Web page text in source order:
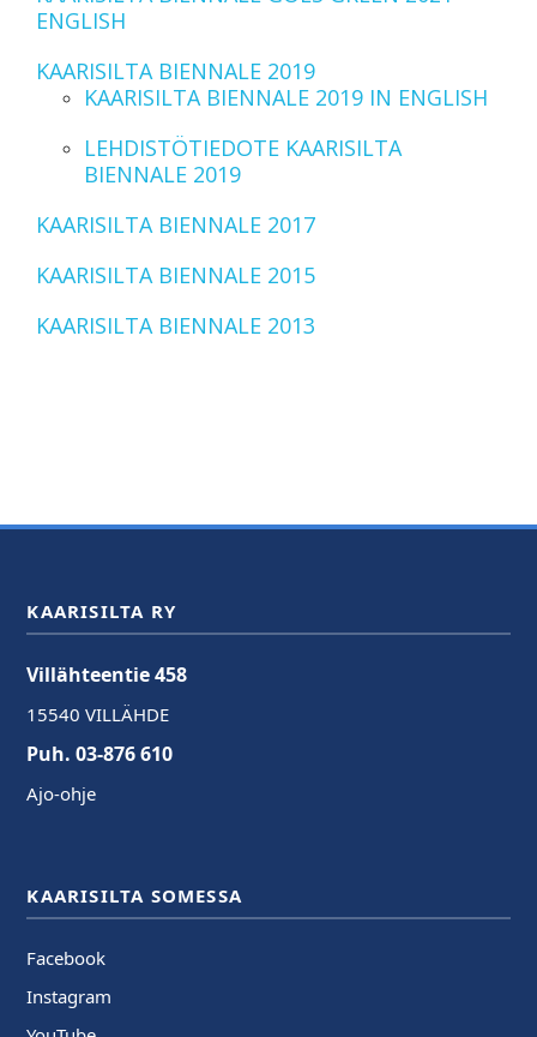
ENGLISH
KAARISILTA BIENNALE 2019
KAARISILTA BIENNALE 2019 IN ENGLISH
LEHDISTÖTIEDOTE KAARISILTA
BIENNALE 2019
KAARISILTA BIENNALE 2017
KAARISILTA BIENNALE 2015
KAARISILTA BIENNALE 2013
KAARISILTA RY
Villähteentie 458
15540 VILLÄHDE
Puh. 03-876 610
Ajo-ohje
KAARISILTA SOMESSA
Facebook
Instagram